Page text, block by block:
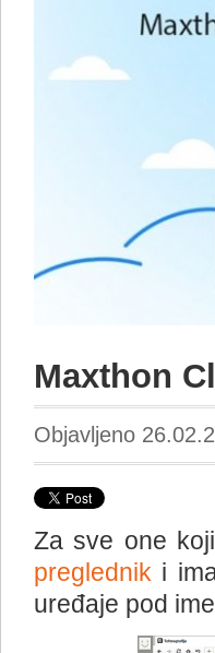
Maxthon
Objavljeno
Za sve one
preglednik i
uređaje pod